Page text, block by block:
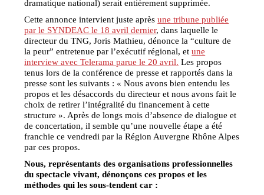
dramatique national) serait entièrement supprimée.
Cette annonce intervient juste aprèsune tribune publiée
par le SYNDEAC le 18 avril dernier, dans laquelle le
directeur du TNG, Joris Mathieu, dénonce la “culture de
la peur” entretenue par l’exécutif régional, etune
interview avec Telerama parue le 20 avril. Les propos
tenus lors de la conférence de presse et rapportés dans la
presse sont les suivants : « Nous avons bien entendu les
propos et les désaccords du directeur et nous avons fait le
choix de retirer l’intégralité du financement à cette
structure ». Après de longs mois d’absence de dialogue et
de concertation, il semble qu’une nouvelle étape a été
franchie ce vendredi par la Région Auvergne Rhône Alpes
par ces propos.
Nous, représentants des organisations professionnelles
du spectacle vivant, dénonçons ces propos et les
méthodes qui les sous-tendent car :